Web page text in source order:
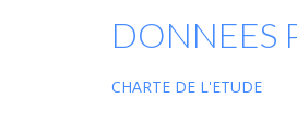
DONNEES
CHARTE DE L'ETUDE